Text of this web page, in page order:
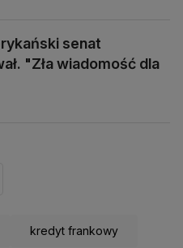
senat
"Zła wiadomość dla
kredyt frankowy